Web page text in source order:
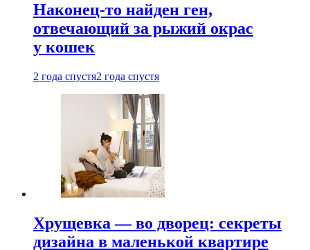
Наконец-то найден ген,
отвечающий за рыжий окрас
у кошек
2 года спустя2 года спустя
Хрущевка — во дворец: секреты
дизайна в маленькой квартире